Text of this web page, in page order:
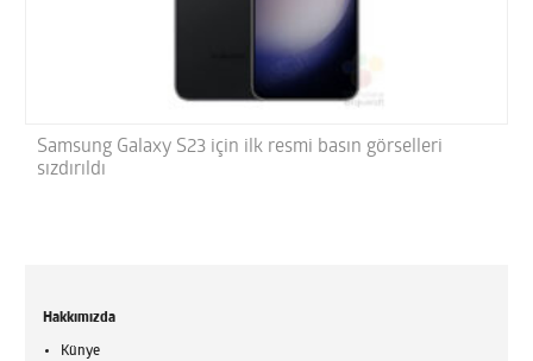
Samsung Galaxy S23 için ilk resmi basın görselleri
sızdırıldı
Hakkımızda
Künye